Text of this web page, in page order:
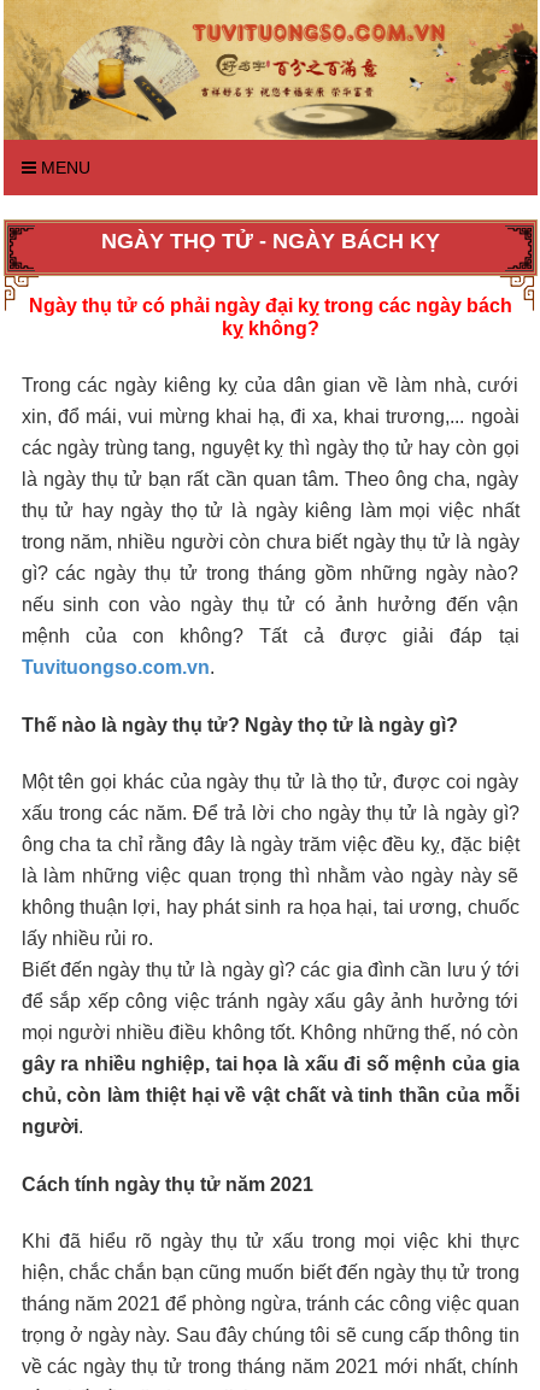
MENU
NGÀY THỌ TỬ - NGÀY BÁCH KỴ
Ngày thụ tử có phải ngày đại kỵ trong các ngày bách
kỵ không?
Trong các ngày kiêng kỵ của dân gian về làm nhà, cưới
xin, đổ mái, vui mừng khai hạ, đi xa, khai trương,... ngoài
các ngày trùng tang, nguyệt kỵ thì ngày thọ tử hay còn gọi
là ngày thụ tử bạn rất cần quan tâm. Theo ông cha, ngày
thụ tử hay ngày thọ tử là ngày kiêng làm mọi việc nhất
trong năm, nhiều người còn chưa biết ngày thụ tử là ngày
gì? các ngày thụ tử trong tháng gồm những ngày nào?
nếu sinh con vào ngày thụ tử có ảnh hưởng đến vận
mệnh của con không? Tất cả được giải đáp tại
Tuvituongso.com.vn.
Thế nào là ngày thụ tử? Ngày thọ tử là ngày gì?
Một tên gọi khác của ngày thụ tử là thọ tử, được coi ngày
xấu trong các năm. Để trả lời cho ngày thụ tử là ngày gì?
ông cha ta chỉ rằng đây là ngày trăm việc đều kỵ, đặc biệt
là làm những việc quan trọng thì nhằm vào ngày này sẽ
không thuận lợi, hay phát sinh ra họa hại, tai ương, chuốc
lấy nhiều rủi ro.
Biết đến ngày thụ tử là ngày gì? các gia đình cần lưu ý tới
để sắp xếp công việc tránh ngày xấu gây ảnh hưởng tới
mọi người nhiều điều không tốt. Không những thế, nó còn
gây ra nhiều nghiệp, tai họa là xấu đi số mệnh của gia
chủ, còn làm thiệt hại về vật chất và tinh thần của mỗi
người.
Cách tính ngày thụ tử năm 2021
Khi đã hiểu rõ ngày thụ tử xấu trong mọi việc khi thực
hiện, chắc chắn bạn cũng muốn biết đến ngày thụ tử trong
tháng năm 2021 để phòng ngừa, tránh các công việc quan
trọng ở ngày này. Sau đây chúng tôi sẽ cung cấp thông tin
về các ngày thụ tử trong tháng năm 2021 mới nhất, chính